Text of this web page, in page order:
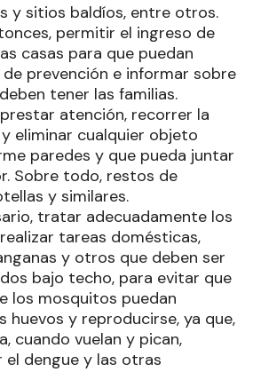
y sitios baldíos, entre otros.
permitir el ingreso de
casas para que puedan
prevención e informar sobre
tener las familias.
atención, recorrer la
eliminar cualquier objeto
paredes y que pueda juntar
Sobre todo, restos de
y similares.
tratar adecuadamente los
tareas domésticas,
y otros que deben ser
bajo techo, para evitar que
los mosquitos puedan
huevos y reproducirse, ya que,
cuando vuelan y pican,
dengue y las otras